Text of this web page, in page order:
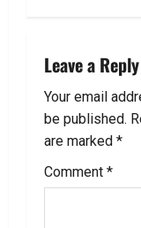
v
i
g
a
t
Leave a Reply
Your email
be published.
are marked *
Comment *